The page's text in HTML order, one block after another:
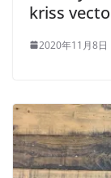
kriss
2020年11月8日